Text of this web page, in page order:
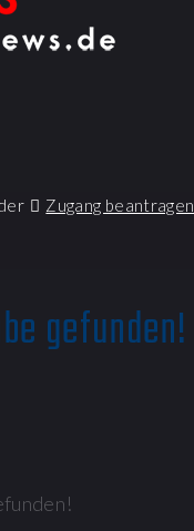
Zugang beantragen
gefunden!